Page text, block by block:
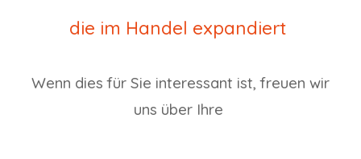
die im Handel expandiert
Wenn dies für Sie interessant ist, freuen wir
uns über Ihre